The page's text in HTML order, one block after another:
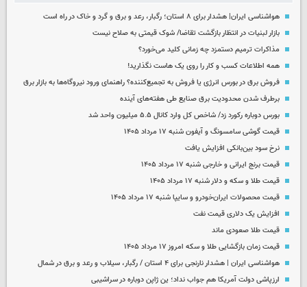
هواشناسی ایران| هشدار برای ۸ استان؛ رگبار، رعد و برق و گرد و خاک در راه است
بازار لبنیات در انتظار بازگشت تقاضا/ شوک قیمتی به صلاح نیست
مذاکرات ترمیم دستمزد چه زمانی کلید می‌خورد؟
همه اطلاعات کسب‌ و کار را روی یک هاست نگذارید!
فروش برق در بورس انرژی یا فروش به تجمیع‌کننده؟ راهنمای ورود نیروگاه‌ها به بازار برق
برطرف شدن محدودیت‌ برق صنایع طی هفته‌های آینده
بورس دوباره رکورد زد/ شاخص کل وارد کانال ۵.۵ میلیون واحد شد
قیمت گوشی سامسونگ و آیفون شنبه ۱۷ مرداد ۱۴۰۵
نرخ سود بین‌بانکی افزایش یافت
قیمت برنج ایرانی و خارجی شنبه ۱۷ مرداد ۱۴۰۵
قیمت طلا و سکه و دلار شنبه ۱۷ مرداد ۱۴۰۵
قیمت محصولات ایران‌خودرو و سایپا شنبه ۱۷ مرداد ۱۴۰۵
افزایش یک دلاری قیمت نفت
قیمت طلا صعودی ماند
قیمت زمان بازگشایی طلا و سکه امروز ۱۷ مرداد ۱۴۰۵
هواشناسی ایران | هشدار نارنجی برای ۴ استان / رگبار، سیلاب و رعد و برق در شمال
ارزپاشی دولت آمریکا هم جواب نداد؛ ین ژاپن دوباره در سراشیبی